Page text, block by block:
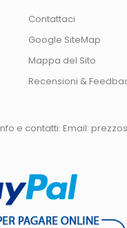
Contattaci
Google SiteMap
Mappa del Sito
Recensioni &
e contatti: Email: